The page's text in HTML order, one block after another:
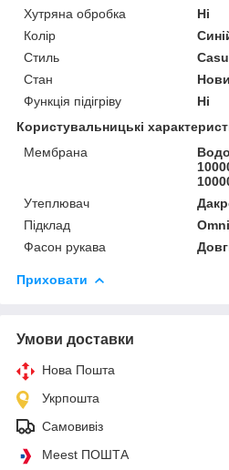
Хутряна обробка
Ні
Колір
Стиль
Стан
Функція підігріву
Ні
Користувальницькі
Мембрана
Утеплювач
Підклад
Фасон рукава
Приховати
Умови доставки
Нова Пошта
Укрпошта
Самовивіз
Meest ПОШТА